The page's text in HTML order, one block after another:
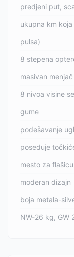
predjeni put,
ukupna km
pulsa)
8 stepena
masivan
8 nivoa visine
gume
podešavanje
poseduje
mesto za flašicu
moderan dizajn
boja metala-
NW-26 kg, GW